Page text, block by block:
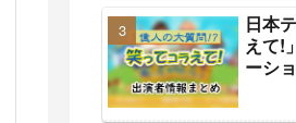
日本
えて!
ーシ